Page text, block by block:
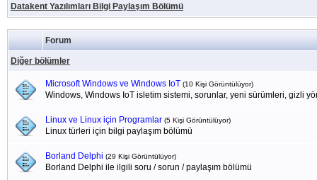
Datakent Yazılımları Bilgi Paylaşım Bölümü
Forum
Diğer bölümler
Microsoft Windows ve Windows IoT (10 Kişi Görüntülüyor)
Windows, Windows IoT isletim sistemi, sorunlar, yeni sürümleri, gizli
Linux ve Linux için Programlar (5 Kişi Görüntülüyor)
Linux türleri için bilgi paylaşım bölümü
Borland Delphi (29 Kişi Görüntülüyor)
Borland Delphi ile ilgili soru / sorun / paylaşım bölümü